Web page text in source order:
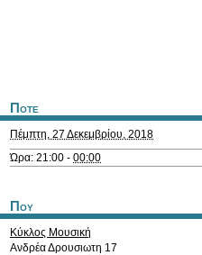
Ποτε
Πέμπτη, 27 Δεκεμβρίου, 2018
Ώρα: 21:00 - 00:00
Που
Κύκλος Μουσική
Ανδρέα Δρουσιωτη 17